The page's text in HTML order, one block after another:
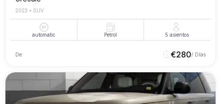
2023 • SUV
automatic Petrol 5 asientos
De €280/ Días